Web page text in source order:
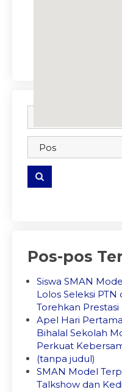
Pos-pos
Siswa SMAN
Lolos Seleksi
Torehkan
Apel Hari
Bihalal Sekolah
Perkuat
(tanpa judul)
SMAN Model
Talkshow dan